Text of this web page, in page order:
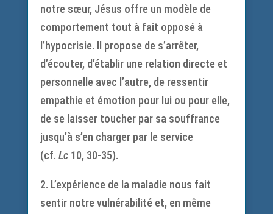
notre sœur, Jésus offre un modèle de
comportement tout à fait opposé à
l’hypocrisie. Il propose de s’arrêter,
d’écouter, d’établir une relation directe et
personnelle avec l’autre, de ressentir
empathie et émotion pour lui ou pour elle,
de se laisser toucher par sa souffrance
jusqu’à s’en charger par le service
(cf. Lc10, 30-35).
2. L’expérience de la maladie nous fait
sentir notre vulnérabilité et, en même